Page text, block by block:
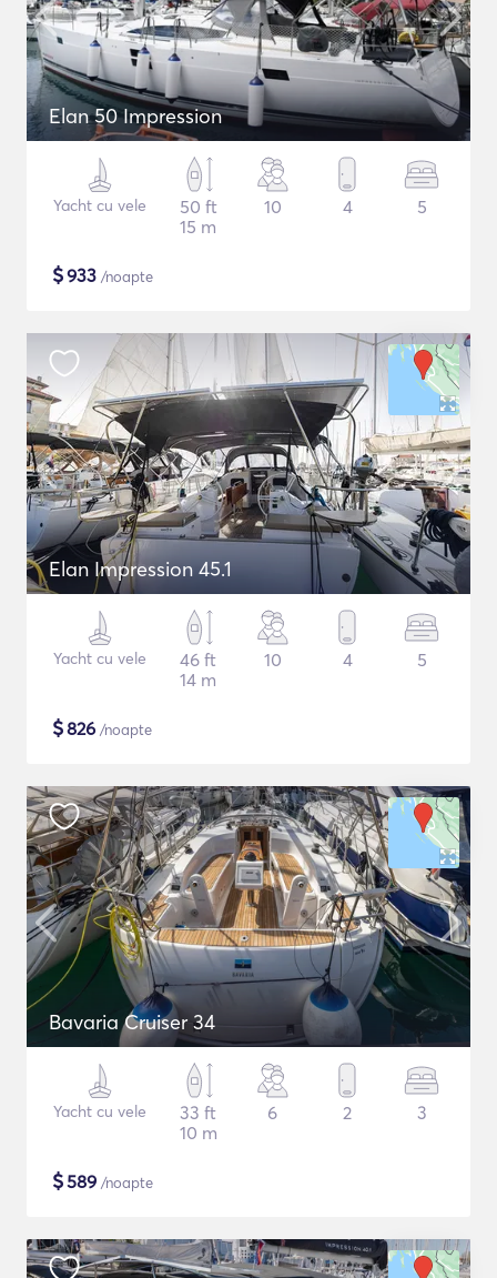
Elan 50 Impression
Yacht cu vele
50 ft
15 m
10 4 5
$933 /noapte
Elan Impression 45.1
Yacht cu vele
46 ft
14 m
10 4 5
$826 /noapte
Bavaria Cruiser 34
Yacht cu vele
33 ft
10 m
6 2 3
$589 /noapte